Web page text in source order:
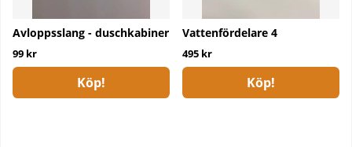
Avloppsslang - duschkabiner
99 kr
Köp!
Vattenfördelare 4
495 kr
Köp!